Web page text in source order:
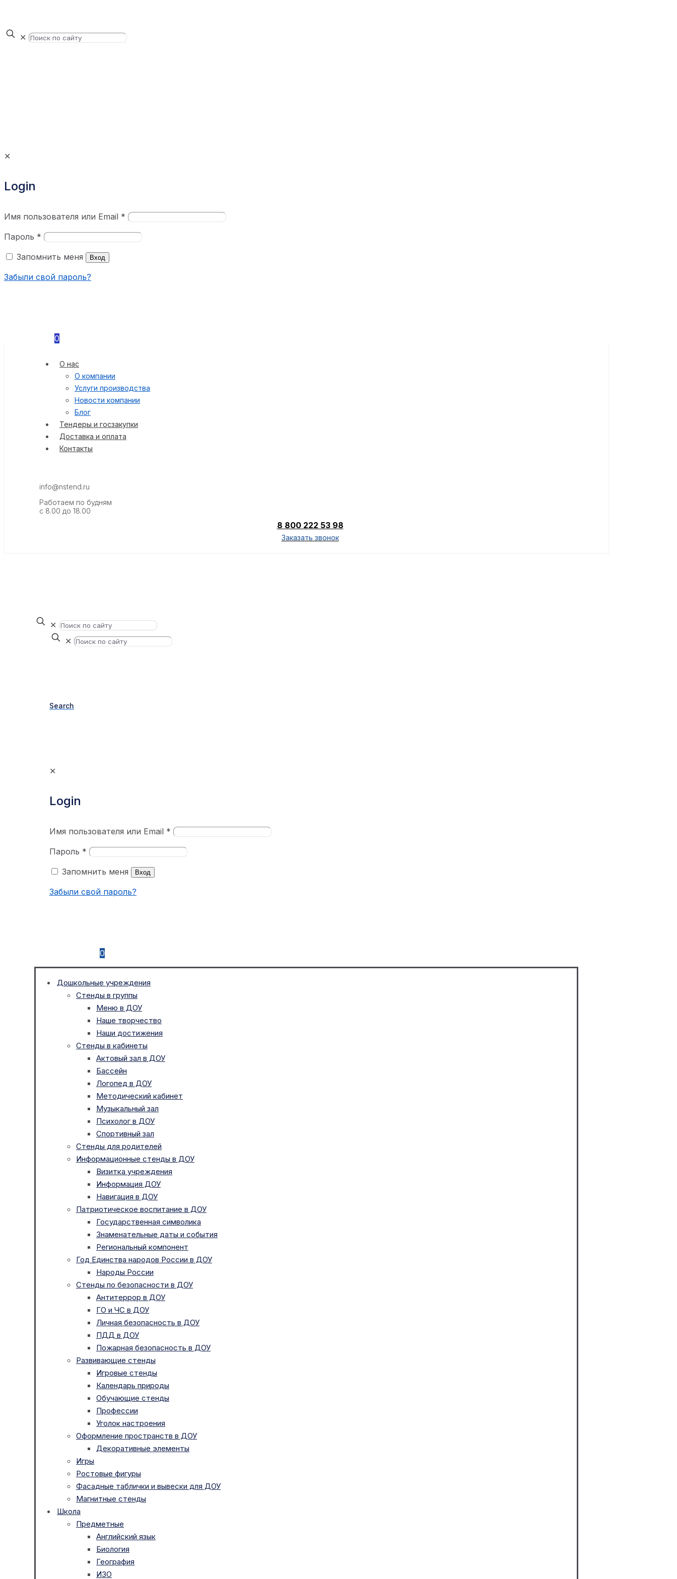
✕
✕
Login
Имя пользователя или Email *
Пароль *
Запомнить меня
Вход
Забыли свой пароль?
0
О нас
О компании
Услуги производства
Новости компании
Блог
Тендеры и госзакупки
Доставка и оплата
Контакты
info@nstend.ru
Работаем по будням
с 8.00 до 18.00
8 800 222 53 98
Заказать звонок
✕
✕
Search
✕
Login
Имя пользователя или Email *
Пароль *
Запомнить меня
Вход
Забыли свой пароль?
0
Дошкольные учреждения
Стенды в группы
Меню в ДОУ
Наше творчество
Наши достижения
Стенды в кабинеты
Актовый зал в ДОУ
Бассейн
Логопед в ДОУ
Методический кабинет
Музыкальный зал
Психолог в ДОУ
Спортивный зал
Стенды для родителей
Информационные стенды в ДОУ
Визитка учреждения
Информация ДОУ
Навигация в ДОУ
Патриотическое воспитание в ДОУ
Государственная символика
Знаменательные даты и события
Региональный компонент
Год Единства народов России в ДОУ
Народы России
Стенды по безопасности в ДОУ
Антитеррор в ДОУ
ГО и ЧС в ДОУ
Личная безопасность в ДОУ
ПДД в ДОУ
Пожарная безопасность в ДОУ
Развивающие стенды
Игровые стенды
Календарь природы
Обучающие стенды
Профессии
Уголок настроения
Оформление пространств в ДОУ
Декоративные элементы
Игры
Ростовые фигуры
Фасадные таблички и вывески для ДОУ
Магнитные стенды
Школа
Предметные
Английский язык
Биология
География
ИЗО